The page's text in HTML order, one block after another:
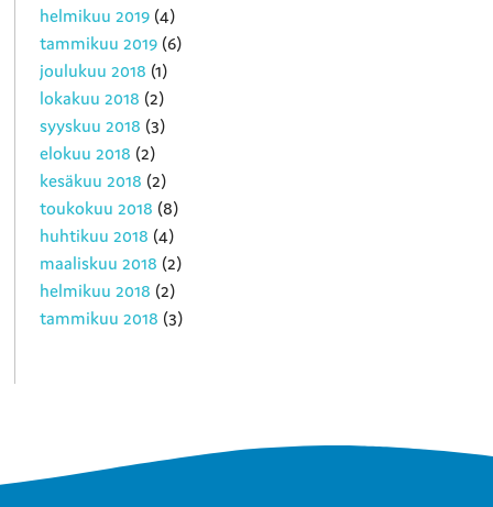
helmikuu 2019 (4)
tammikuu 2019 (6)
joulukuu 2018 (1)
lokakuu 2018 (2)
syyskuu 2018 (3)
elokuu 2018 (2)
kesäkuu 2018 (2)
toukokuu 2018 (8)
huhtikuu 2018 (4)
maaliskuu 2018 (2)
helmikuu 2018 (2)
tammikuu 2018 (3)